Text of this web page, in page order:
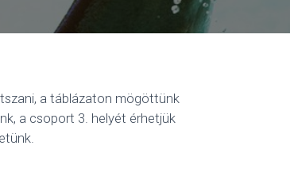
a táblázaton mögöttünk
a csoport 3. helyét érhetjük